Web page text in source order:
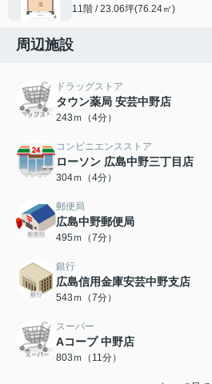
11階 / 23.06坪(76.24㎡)
周辺施設
ドラッグストア
タウン薬局 安芸中野店
243ｍ（4分）
コンビニエンスストア
ローソン 広島中野三丁目店
304ｍ（4分）
郵便局
広島中野郵便局
495ｍ（7分）
銀行
広島信用金庫安芸中野支店
543ｍ（7分）
スーパー
Aコープ 中野店
803ｍ（11分）